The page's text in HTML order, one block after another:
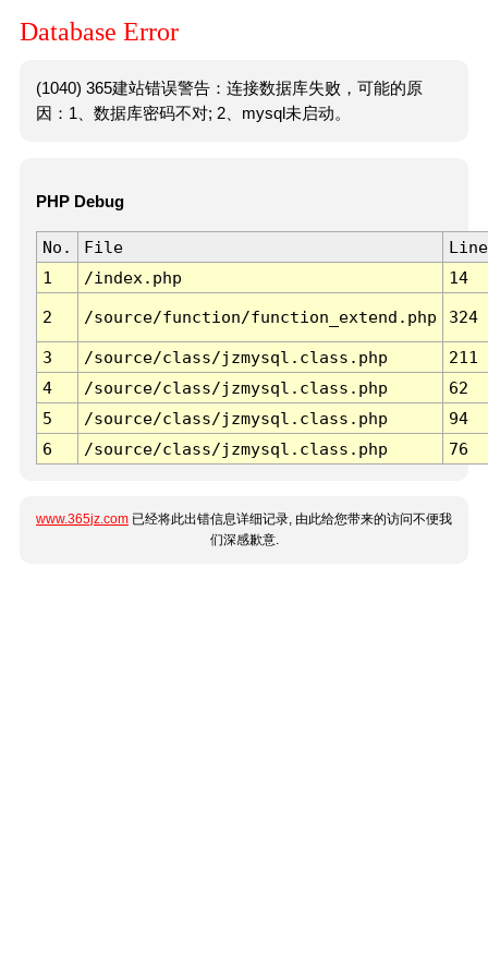
Database Error
(1040) 365建站错误警告：连接数据库失败，可能的原
因：1、数据库密码不对; 2、mysql未启动。
PHP Debug
No. File
Line
1
/index.php 14
2 /source/function/function_extend.php 324
3 /source/class/jzmysql.class.php
211
4
/source/class/jzmysql.class.php
62
5
/source/class/jzmysql.class.php
94
6
/source/class/jzmysql.class.php 76
www.365jz.com 已经将此出错信息详细记录, 由此给您带来的访问不便我
们深感歉意.